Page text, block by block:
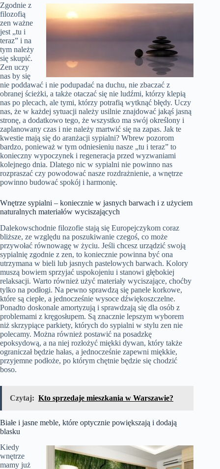
Zgodnie z
filozofią
zen ważne
jest „tu i
teraz” i na
tym należy
się skupić.
Zen uczy
nas by się
nie poddawać i nie podupadać na duchu, nie zbaczać z
obranej ścieżki, a także otaczać się nie ludźmi, którzy klepią
nas po plecach, ale tymi, którzy potrafią wytknąć błędy. Uczy
nas, że w każdej sytuacji należy usilnie znajdować jakąś jasną
stronę, a dodatkowo tego, że wszystko ma swój określony i
zaplanowany czas i nie należy martwić się na zapas. Jak te
kwestie mają się do aranżacji sypialni? Wbrew pozorom
bardzo, ponieważ w tym odniesieniu nasze „tu i teraz” to
konieczny wypoczynek i regeneracja przed wyzwaniami
kolejnego dnia. Dlatego nic w sypialni nie powinno nas
rozpraszać czy powodować nasze rozdrażnienie, a wnętrze
powinno budować spokój i harmonię.
Wnętrze sypialni – koniecznie w jasnych barwach i z użyciem
naturalnych materiałów wyciszających
Dalekowschodnie filozofie stają się Europejczykom coraz
bliższe, ze względu na poszukiwanie czegoś, co może
przywołać równowagę w życiu. Jeśli chcesz urządzić swoją
sypialnię zgodnie z zen, to koniecznie powinna być ona
utrzymana w bieli lub jasnych pastelowych barwach. Kolory
muszą bowiem sprzyjać uspokojeniu i stanowi głębokiej
relaksacji. Warto również użyć materiały wyciszające, choćby
tylko na podłogi. Na pewno sprawdzą się panele korkowe,
które są ciepłe, a jednocześnie wysoce dźwiękoszczelne.
Ponadto doskonale amortyzują i sprawdzają się dla osób z
problemami z kręgosłupem. Są znacznie lepszym wyborem
niż skrzypiące parkiety, których do sypialni w stylu zen nie
polecamy. Można również postawić na posadzkę
epoksydową, a na niej rozłożyć miękki dywan, który także
ograniczał będzie hałas, a jednocześnie zapewni miękkie,
przyjemne podłoże, po którym chętnie będzie się chodzić
boso.
Czytaj: Kto sprzedaje mieszkania w Warszawie?
Białe i jasne meble, które optycznie powiększają i dodają
blasku
Kiedy
wnętrze
mamy już